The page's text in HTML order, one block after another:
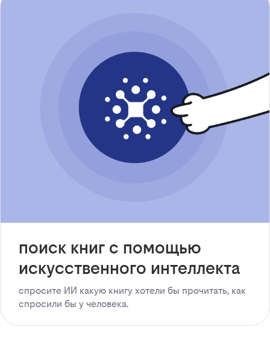
поиск книг с помощью
искусственного интеллекта
спросите ИИ какую книгу хотели бы прочитать, как
спросили бы у человека.